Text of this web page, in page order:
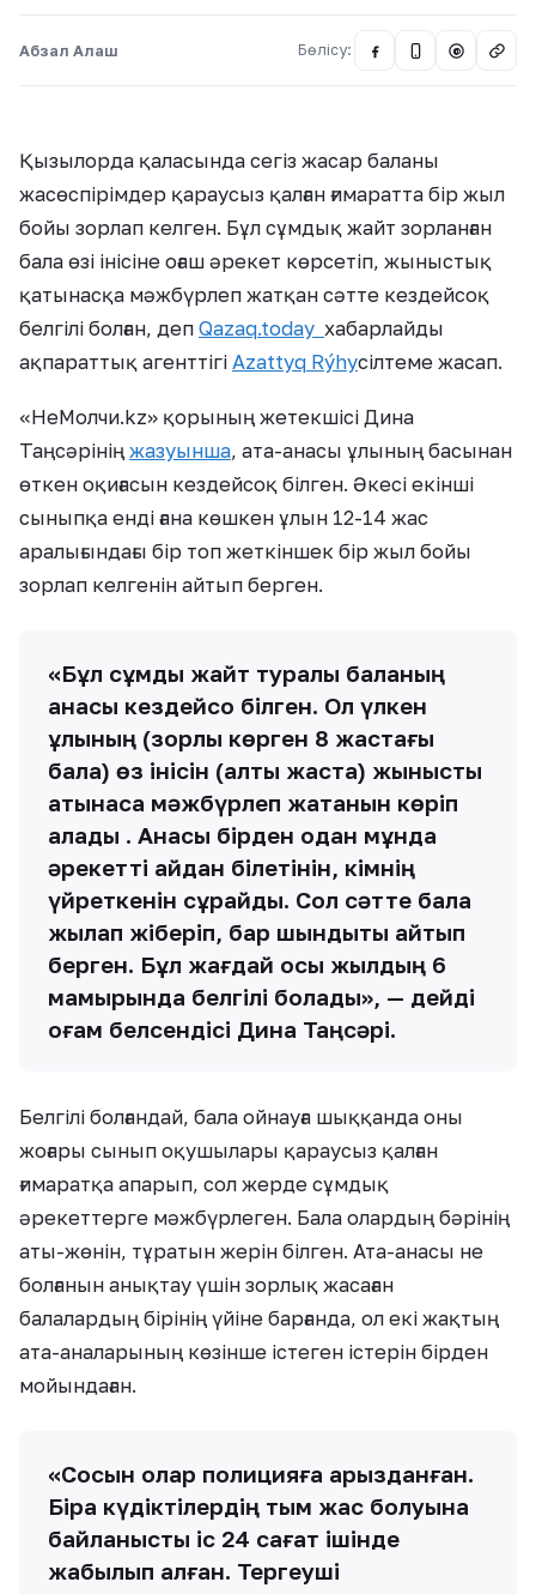
Абзал Алаш Бөлісу: @
Қызылорда қаласында сегіз жасар баланы
жасөспірімдер қараусыз қалған ғимаратта бір жыл
бойы зорлап келген. Бұл сұмдық жайт зорланған
бала өзі інісіне оғаш әрекет көрсетіп, жыныстық
қатынасқа мәжбүрлеп жатқан сәтте кездейсоқ
белгілі болған, деп Qazaq.today хабарлайды
ақпараттық агенттігі Azattyq Rýhyсілтеме жасап.
«НеМолчи.kz» қорының жетекшісі Дина
Таңсәрінің жазуынша, ата-анасы ұлының басынан
өткен оқиғасын кездейсоқ білген. Әкесі екінші
сыныпқа енді ғана көшкен ұлын 12-14 жас
аралығындағы бір топ жеткіншек бір жыл бойы
зорлап келгенін айтып берген.
«Бұл сұмдық жайт туралы баланың
анасы кездейсоқ білген. Ол үлкен
ұлының (зорлық көрген 8 жастағы
бала) өз інісін (алты жаста) жыныстық
қатынасқа мәжбүрлеп жатқанын көріп
қалады . Анасы бірден одан мұнда
әрекетті қайдан білетінін, кімнің
үйреткенін сұрайды. Сол сәтте бала
жылап жіберіп, бар шындықты айтып
берген. Бұл жағдай осы жылдың 6
мамырында белгілі болады», — дейді
қоғам белсендісі Дина Таңсәрі.
Белгілі болғандай, бала ойнауға шыққанда оны
жоғары сынып оқушылары қараусыз қалған
ғимаратқа апарып, сол жерде сұмдық
әрекеттерге мәжбүрлеген. Бала олардың бәрінің
аты-жөнін, тұратын жерін білген. Ата-анасы не
болғанын анықтау үшін зорлық жасаған
балалардың бірінің үйіне барғанда, ол екі жақтың
ата-аналарының көзінше істеген істерін бірден
мойындаған.
«Сосын олар полицияға арызданған.
Бірақ күдіктілердің тым жас болуына
байланысты іс 24 сағат ішінде
жабылып қалған. Тергеуші